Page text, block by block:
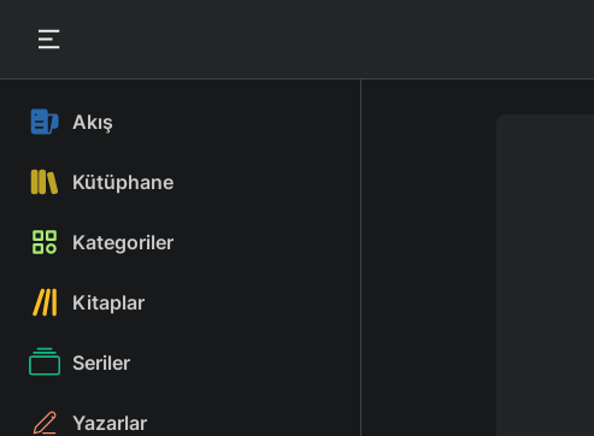
Akış
Kütüphane
Kategoriler
Kitaplar
Seriler
Yazarlar